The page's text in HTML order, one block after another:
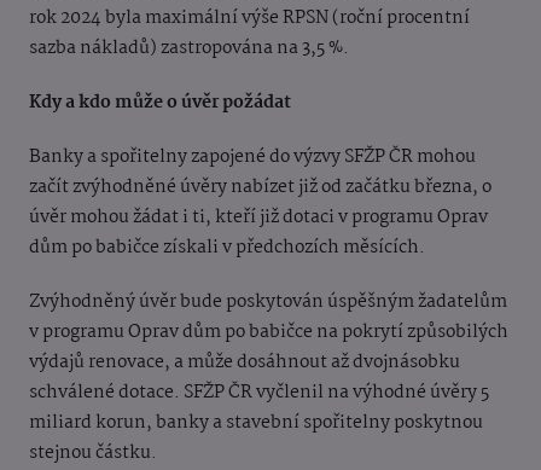
rok 2024 byla maximální výše RPSN (roční procentní
sazba nákladů) zastropována na 3,5 %.
Kdy a kdo může o úvěr požádat
Banky a spořitelny zapojené do výzvy SFŽP ČR mohou
začít zvýhodněné úvěry nabízet již od začátku března, o
úvěr mohou žádat i ti, kteří již dotaci v programu Oprav
dům po babičce získali v předchozích měsících.
Zvýhodněný úvěr bude poskytován úspěšným žadatelům
v programu Oprav dům po babičce na pokrytí způsobilých
výdajů renovace, a může dosáhnout až dvojnásobku
schválené dotace. SFŽP ČR vyčlenil na výhodné úvěry 5
miliard korun, banky a stavební spořitelny poskytnou
stejnou částku.